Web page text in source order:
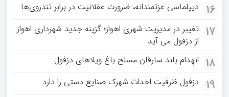
16 دیپلماسی عزتمندانه، ضرورت عقلانیت در برابر تندروی‌ها
17 تغییر در مدیریت شهری اهواز؛ گزینه جدید شهرداری اهواز
از دزفول می آید
18 انهدام باند سارقان مسلح باغ‌ ویلاهای دزفول
19 دزفول ظرفیت احداث شهرک صنایع دستی را دارد